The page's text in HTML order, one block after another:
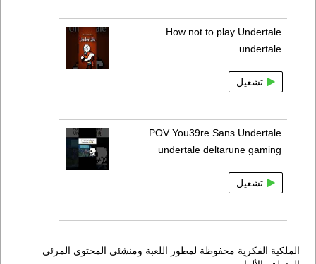
How not to play Undertale
undertale
تشغيل
POV You39re Sans Undertale
undertale deltarune gaming
تشغيل
الملكية الفكرية محفوظة لمطور اللعبة ومنشئي المحتوى المرئي